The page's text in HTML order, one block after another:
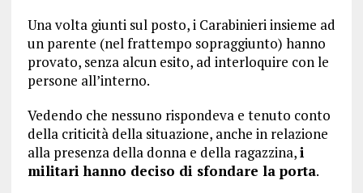
Una volta giunti sul posto, i Carabinieri insieme ad
un parente (nel frattempo sopraggiunto) hanno
provato, senza alcun esito, ad interloquire con le
persone all’interno.
Vedendo che nessuno rispondeva e tenuto conto
della criticità della situazione, anche in relazione
alla presenza della donna e della ragazzina,i
militari hanno deciso di sfondare la porta.